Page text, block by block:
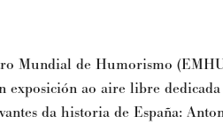
Mundial de Humorismo
exposición ao aire libre
da historia de España: